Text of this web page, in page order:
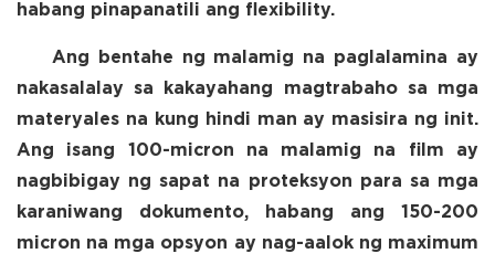
habang pinapanatili ang flexibility.
Ang bentahe ng malamig na paglalamina ay
nakasalalay sa kakayahang magtrabaho sa mga
materyales na kung hindi man ay masisira ng init.
Ang isang 100-micron na malamig na film ay
nagbibigay ng sapat na proteksyon para sa mga
karaniwang dokumento, habang ang 150-200
micron na mga opsyon ay nag-aalok ng maximum